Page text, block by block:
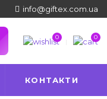
info@giftex.com.ua
0 0
КОНТАКТИ